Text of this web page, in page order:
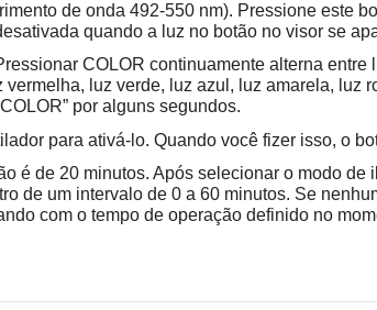
de onda 492-550 nm). Pressione este
quando a luz no botão no visor se
COLOR continuamente alterna
luz verde, luz azul, luz amarela,
por alguns segundos.
para ativá-lo. Quando você fizer isso, o
é de 20 minutos. Após selecionar o modo
de um intervalo de 0 a 60 minutos. Se
com o tempo de operação definido no